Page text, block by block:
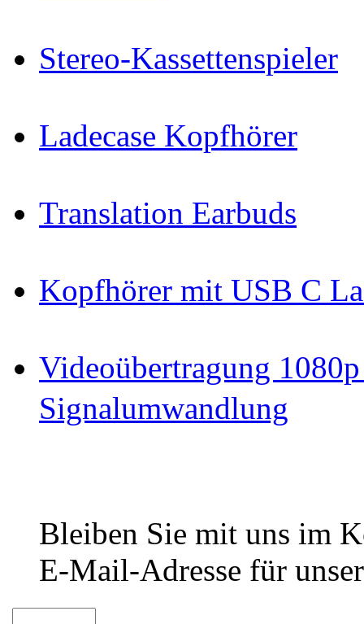
Stereo-Kassettenspieler
Ladecase Kopfhörer
Translation Earbuds
Kopfhörer mit USB C
Videoübertragung
Signalumwandlung
Bleiben Sie mit uns im
E-Mail-Adresse für